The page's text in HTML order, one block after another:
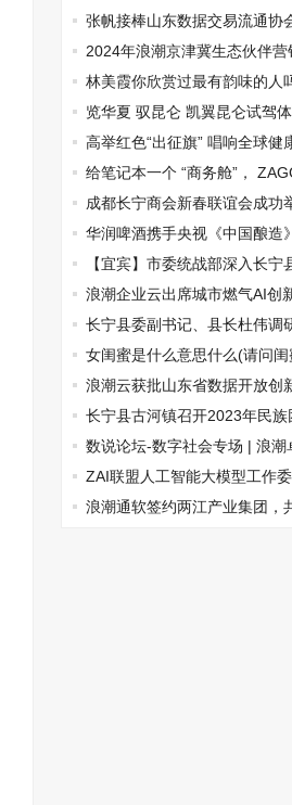
来！张帆接棒山东数据交易流通协
2024年浪潮京津冀生态伙伴营
林美霞你欣赏过最有韵味的人
览华夏 驭昆仑 凯翼昆仑试驾
湃开场
高举红色“出征旗” 唱响全球健
给笔记本一个 “商务舱”，
成都长宁商会新春联谊会成功
华润啤酒携手央视《中国酿造
文化的历史与魅力
【宜宾】市委统战部深入长宁
界代表人士
浪潮企业云出席城市燃气AI创
长宁县委副书记、县长杜伟调
女闺蜜是什么意思什么(请问
浪潮云获批山东省数据开放创
长宁县古河镇召开2023年民
作会数说论坛-数字社会专场 | 浪潮
赋能基层智慧治理
​ZAI联盟人工智能大模型工作
讨会在京召开
浪潮通软签约两江产业集团，